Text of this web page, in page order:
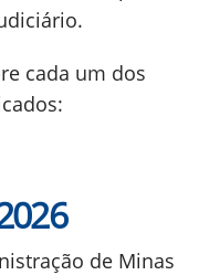
cada um dos
de Minas